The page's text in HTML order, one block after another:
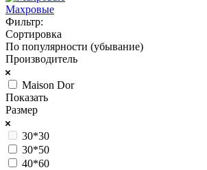
Махровые
Фильтр:
Сортировка
По популярности (убывание)
Производитель
Maison Dor
Показать
Размер
30*30
30*50
40*60